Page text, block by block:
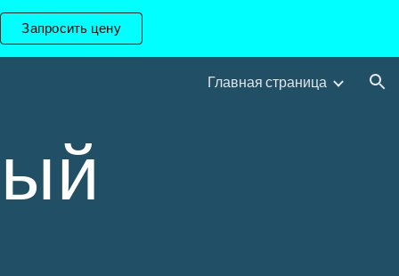
Запросить цену
Главная страница